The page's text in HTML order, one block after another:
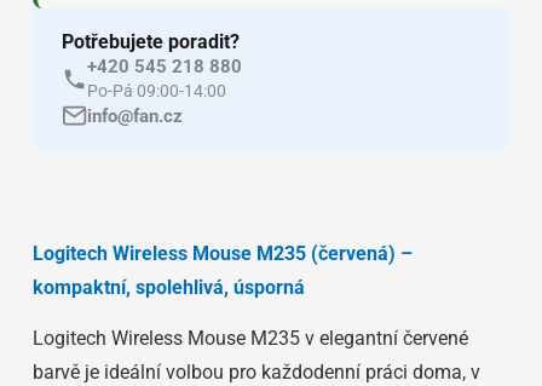
Potřebujete poradit?
+420 545 218 880
Po-Pá 09:00-14:00
info@fan.cz
Logitech Wireless Mouse M235 (červená) –
kompaktní, spolehlivá, úsporná
Logitech Wireless Mouse M235 v elegantní červené
barvě je ideální volbou pro každodenní práci doma, v